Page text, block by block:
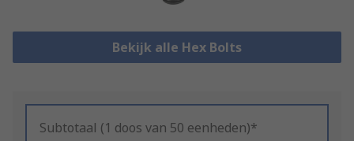
Bekijk alle Hex Bolts
Subtotaal (1 doos van 50 eenheden)*